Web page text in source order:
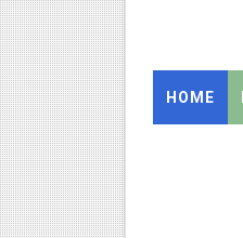
HOME